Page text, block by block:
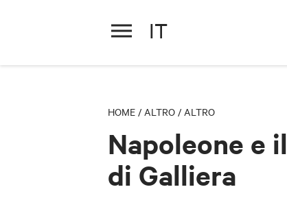
IT
HOME / ALTRO / ALTRO
Napoleone e
di Galliera